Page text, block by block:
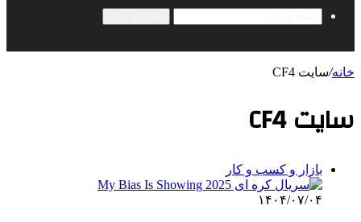
خانه/سایت CF4
سایت CF4
بازار و کسب و کار
۱۴۰۴/۰۷/۰۴